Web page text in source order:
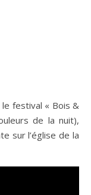
festival « Bois &
de la nuit),
sur l’église de la